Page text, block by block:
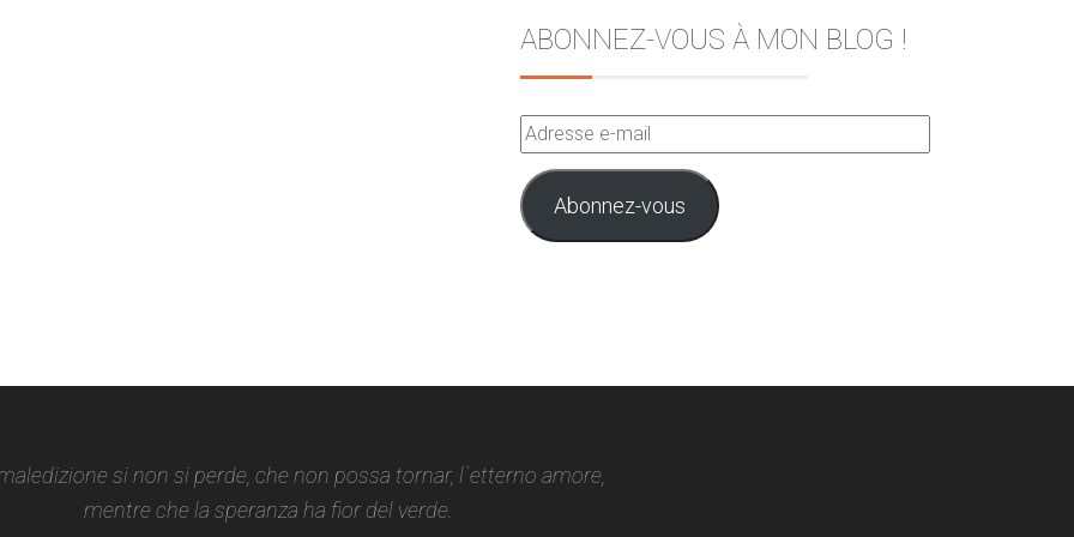
ABONNEZ-VOUS À MON BLOG !
Adresse
e-
mail
Abonnez-vous
si non si perde, che non possa tornar, l`etterno amore,
mentre che la speranza ha fior del verde.